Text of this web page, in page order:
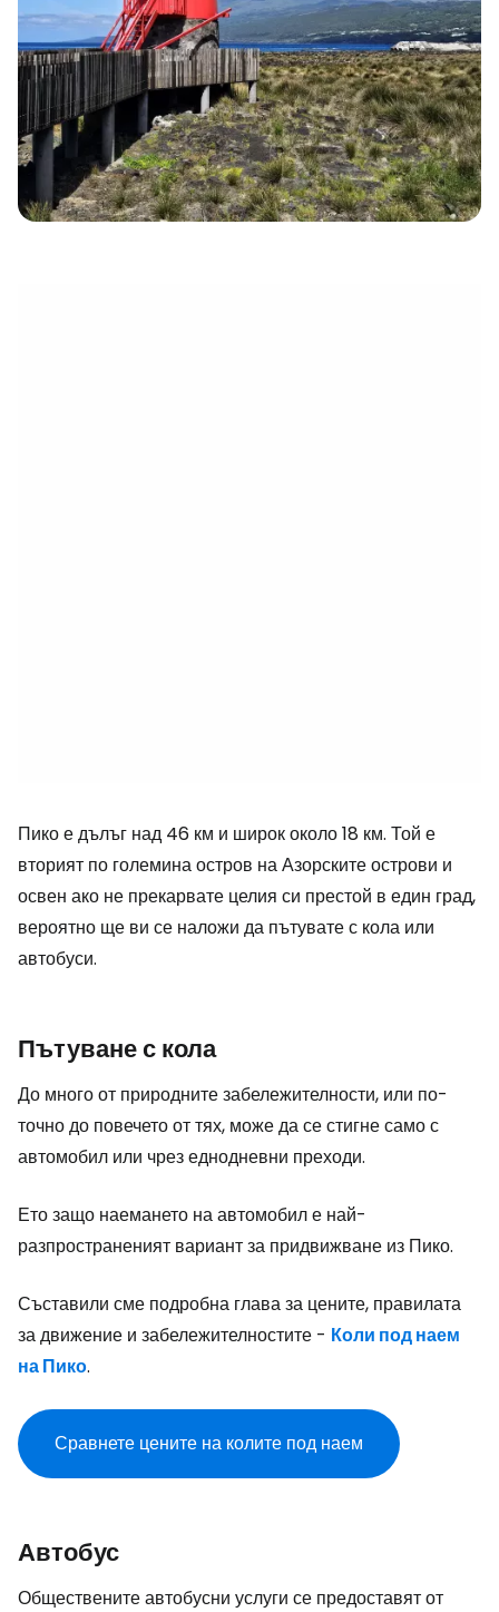
Пико е дълъг над 46 км и широк около 18 км. Той е
вторият по големина остров на Азорските острови и
освен ако не прекарвате целия си престой в един град,
вероятно ще ви се наложи да пътувате с кола или
автобуси.
Пътуване с кола
До много от природните забележителности, или по-
точно до повечето от тях, може да се стигне само с
автомобил или чрез еднодневни преходи.
Ето защо наемането на автомобил е най-
разпространеният вариант за придвижване из Пико.
Съставили сме подробна глава за цените, правилата
за движение и забележителностите - Коли под наем
на Пико.
Сравнете цените на колите под наем
Автобус
Обществените автобусни услуги се предоставят от